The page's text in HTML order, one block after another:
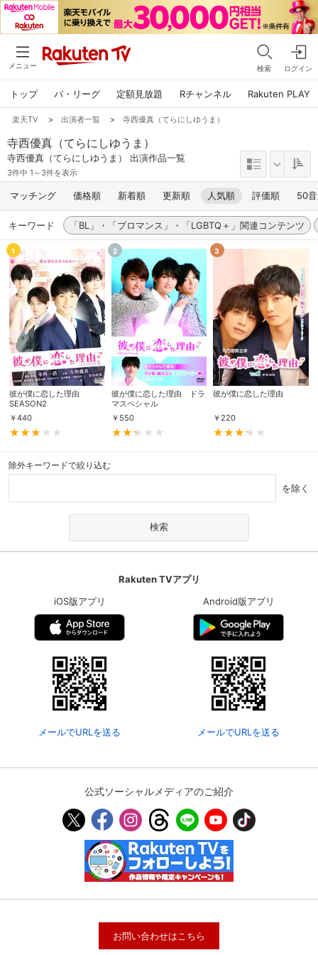
メニュー 検索 ログイン
トップ パ・リーグ 定額見放題 Rチャンネル Rakuten PLAY
楽天TV > 出演者一覧 > 寺西優真（てらにしゆうま）
寺西優真（てらにしゆうま）
寺西優真（てらにしゆうま） 出演作品一覧
3件中 1～3件を表示
マッチング 価格順 新着順 更新順 人気順 評価順 50
キーワード 「BL」・「ブロマンス」・「LGBTQ＋」関連コンテンツ
1
彼が僕に恋した理由
SEASON2
￥440
2
彼が僕に恋した理由 ドラ
マスペシャル
￥ 550
3
彼が僕に恋した理由
￥ 220
除外キーワードで絞り込む
を除く
Rakuten TVアプリ
iOS版アプリ
メールでURLを送る
Android版アプリ
メールでURLを送る
公式ソーシャルメディアのご紹介
お問い合わせはこちら